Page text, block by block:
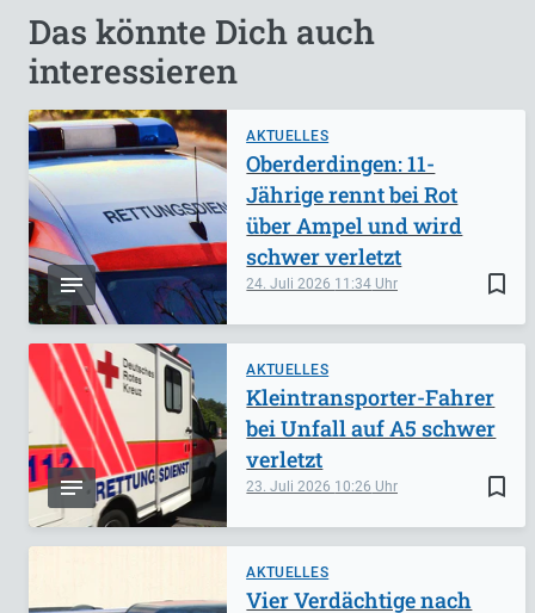
Das könnte Dich auch
interessieren
AKTUELLES
bookmark_border
24. Juli 2026 11:34
Oberderdingen: 11-
Jährige rennt bei Rot
über Ampel und wird
schwer verletzt
AKTUELLES
bookmark_border
23. Juli 2026 10:26
Kleintransporter-Fahrer
bei Unfall auf A5 schwer
verletzt
AKTUELLES
Vier Verdächtige nach